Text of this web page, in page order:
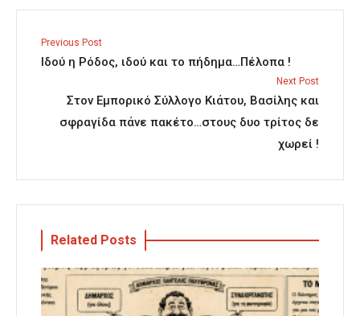
Previous Post
Ιδού η Ρόδος, ιδού και το πήδημα…Πέλοπα !
Next Post
Στον Εμπορικό Σύλλογο Κιάτου, Βασίλης και
σφραγίδα πάνε πακέτο…στους δυο τρίτος δε
χωρεί !
Related Posts